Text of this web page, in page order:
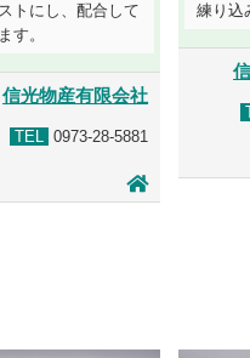
トにし、配合して
す。
信光物産有限会社
TEL 0973-28-5881
練り込